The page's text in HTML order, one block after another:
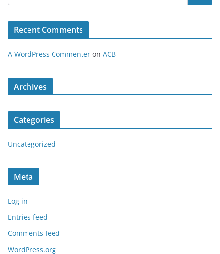
Recent Comments
A WordPress Commenter on ACB
Archives
Categories
Uncategorized
Meta
Log in
Entries feed
Comments feed
WordPress.org